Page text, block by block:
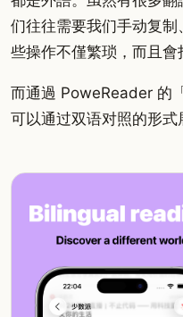
们往往需要我们手动复
些操作不僅繁琐，而且會
而通過 PoweReader 的
可以通过双语对照的形式